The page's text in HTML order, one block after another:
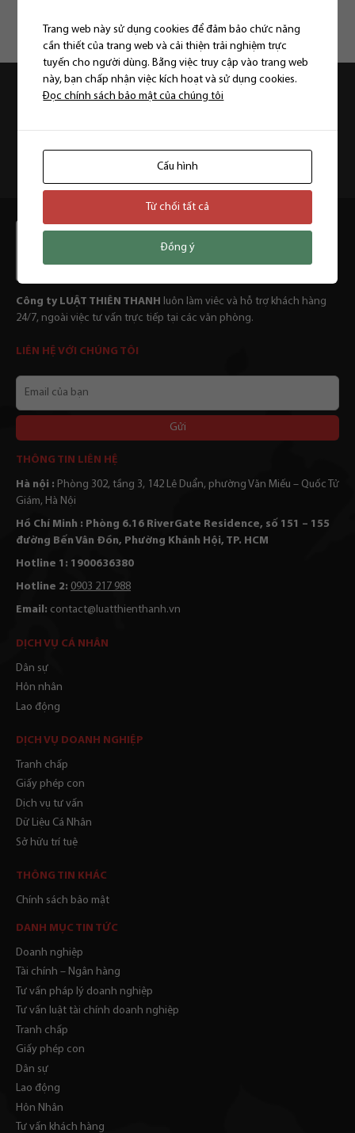
Cần tư vấn hay tranh tụng?
Đặt lịch hẹn tư vấn
Công ty LUẬT THIÊN THANH
luôn làm viêc và hỗ trợ khách hàng
24/7, ngoài việc tư vấn trực tiếp tại các văn phòng.
LIÊN HỆ VỚI CHÚNG TÔI
bạn
THÔNG TIN LIÊN HỆ
Hà nội : Phòng 302, tầng 3, 142 Lê Duẩn, phường Văn Miếu – Quốc Tử
Giám, Hà Nội
Hồ Chí Minh : Phòng 6.16 RiverGate Residence, số 151 – 155
đường Bến Vân Đồn, Phường Khánh Hội, TP. HCM
Hotline 1: 1900636380
Hotline 2: 0903 217 988
Email: contact@luatthienthanh.vn
DỊCH VỤ CÁ NHÂN
Dân sự
Hôn nhân
Lao động
DỊCH VỤ DOANH NGHIỆP
Tranh chấp
Giấy phép con
Dịch vụ tư vấn
Dữ Liệu Cá Nhân
Sở hữu trí tuệ
THÔNG TIN KHÁC
Chính sách bảo mật
DANH MỤC TIN TỨC
Doanh nghiệp
Tài chính – Ngân hàng
Tư vấn pháp lý doanh nghiệp
Tư vấn luật tài chính doanh nghiệp
Tranh chấp
Giấy phép con
Dân sự
Lao động
Hôn Nhân
Tư vấn khách hàng
Trang web này sử dụng cookies để đảm bảo chức năng
cần thiết của trang web và cải thiện trải nghiệm trực
tuyến cho người dùng. Bằng việc truy cập vào trang web
này, bạn chấp nhận việc kích hoạt và sử dụng cookies.
Đọc chính sách bảo mật của chúng tôi
Cấu hình
Từ chối tất cả
Đồng ý